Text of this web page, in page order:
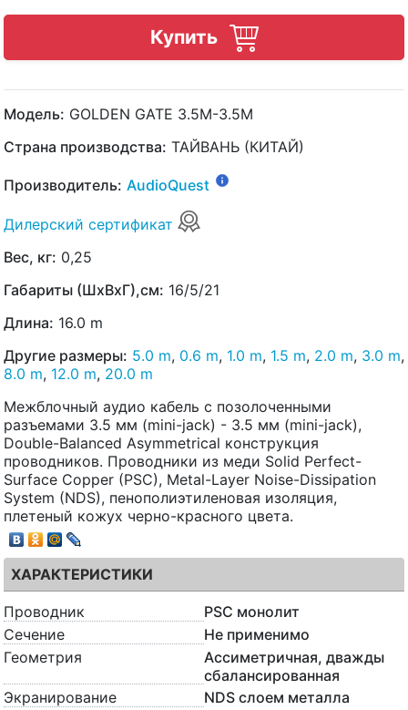
Купить
Модель: GOLDEN GATE 3.5M-3.5M
Страна производства: ТАЙВАНЬ (КИТАЙ)
Производитель: AudioQuest
Дилерский сертификат
Вес, кг: 0,25
Габариты (ШхВхГ),см: 16/5/21
Длина: 16.0 m
Другие размеры: 5.0 m, 0.6 m, 1.0 m, 1.5 m, 2.0 m, 3.0 m,
8.0 m, 12.0 m, 20.0 m
Межблочный аудио кабель с позолоченными
разъемами 3.5 мм (mini-jack) - 3.5 мм (mini-jack),
Double-Balanced Asymmetrical конструкция
проводников. Проводники из меди Solid Perfect-
Surface Copper (PSC), Metal-Layer Noise-Dissipation
System (NDS), пенополиэтиленовая изоляция,
плетеный кожух черно-красного цвета.
ХАРАКТЕРИСТИКИ
Проводник
PSC монолит
Сечение
Не применимо
Геометрия
Ассиметричная, дважды
сбалансированная
Экранирование
NDS слоем металла